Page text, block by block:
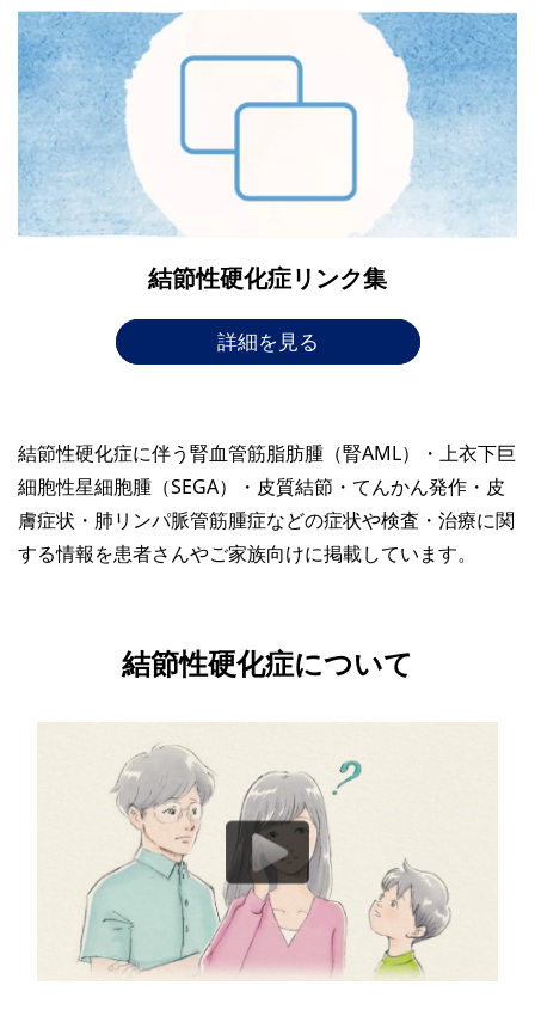
結節性硬化症リンク集
詳細を見る
結節性硬化症に伴う腎血管筋脂肪腫（腎AML）・上衣下巨
細胞性星細胞腫（SEGA）・皮質結節・てんかん発作・皮
膚症状・肺リンパ脈管筋腫症などの症状や検査・治療に関
する情報を患者さんやご家族向けに掲載しています。
結節性硬化症について